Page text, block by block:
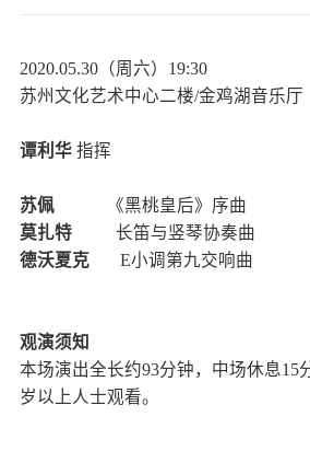
2020.05.30（周六）19:30
苏州文化艺术中心二楼/金鸡湖音乐厅
谭利华 指挥
苏佩 《黑桃皇后》序曲
莫扎特 长笛与竖琴协奏曲
德沃夏克 E小调第九交响曲
观演须知
本场演出全长约93分钟，中场休息15
岁以上人士观看。